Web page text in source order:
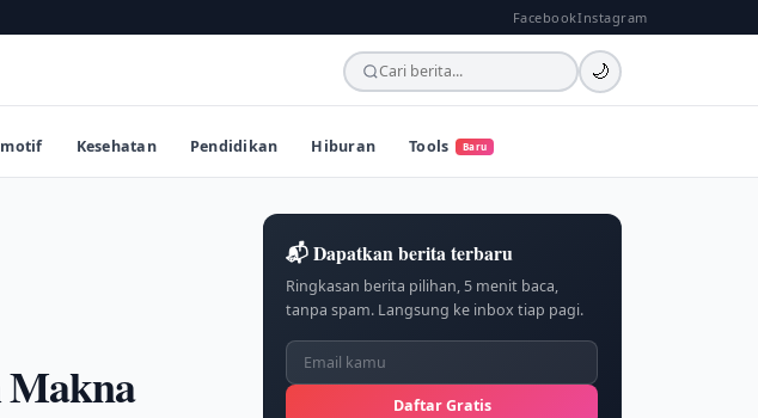
FacebookInstagram
🌙
Kesehatan Pendidikan Hiburan Tools Baru
Makna
📬 Dapatkan berita terbaru
Ringkasan berita pilihan, 5 menit baca,
tanpa spam. Langsung ke inbox tiap pagi.
Daftar Gratis